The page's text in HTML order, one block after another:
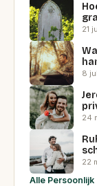
21
8 jul
24
22
Alle